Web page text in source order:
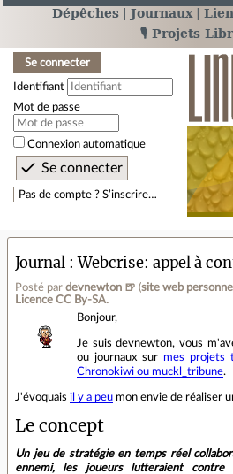
Dépêches Journaux
🎙️ Projets
Se connecter
Identifiant
Mot de passe
Connexion automatique
Pas de compte ? S’inscrire…
Journal Webcrise: appel à
Posté par devnewton 🍺 (site web personnel
Licence CC By‑SA.
Bonjour,
Je suis devnewton, vous
ou journaux sur mes projets
Chronokiwi ou muckl_tribune.
J'évoquais il y a peu mon envie de réaliser
Le concept
Un jeu de stratégie en temps réel
ennemi, les joueurs lutteraient contre